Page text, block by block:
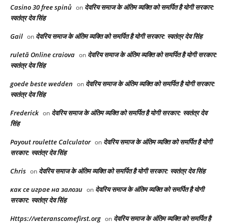
Casino 30 free spinů on देवरिय समाज के अंतिम व्यक्ति को समर्पित है योगी सरकार:
स्वतंत्र देव सिंह
Gail on देवरिय समाज के अंतिम व्यक्ति को समर्पित है योगी सरकार: स्वतंत्र देव सिंह
ruletă Online craiova on देवरिय समाज के अंतिम व्यक्ति को समर्पित है योगी सरकार:
स्वतंत्र देव सिंह
goede beste wedden on देवरिय समाज के अंतिम व्यक्ति को समर्पित है योगी सरकार:
स्वतंत्र देव सिंह
Frederick on देवरिय समाज के अंतिम व्यक्ति को समर्पित है योगी सरकार: स्वतंत्र देव
सिंह
Payout roulette Calculator on देवरिय समाज के अंतिम व्यक्ति को समर्पित है योगी
सरकार: स्वतंत्र देव सिंह
Chris on देवरिय समाज के अंतिम व्यक्ति को समर्पित है योगी सरकार: स्वतंत्र देव सिंह
как се играе на залози on देवरिय समाज के अंतिम व्यक्ति को समर्पित है योगी
सरकार: स्वतंत्र देव सिंह
Https://veteranscomefirst.org on देवरिय समाज के अंतिम व्यक्ति को समर्पित है